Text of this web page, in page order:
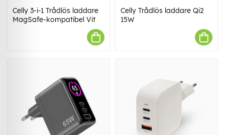
Celly 3-i-1 Trådlös laddare
MagSafe-kompatibel Vit
Celly Trådlös laddare Qi2
15W